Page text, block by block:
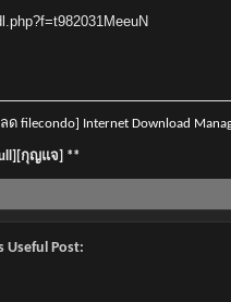
Internet Download
กุญแจ] **
Useful Post: